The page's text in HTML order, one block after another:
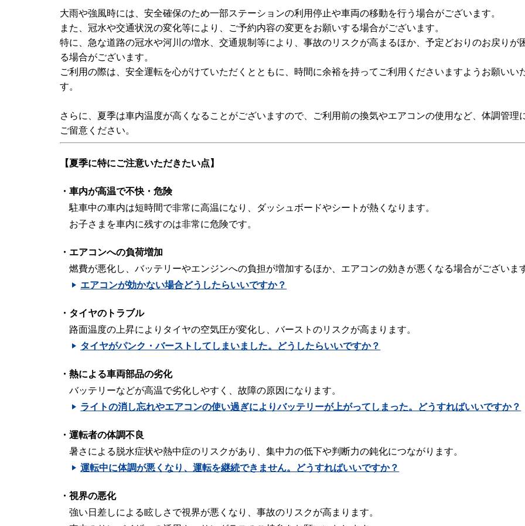
大雨や強風時には、安全確保のため一部ステーションの利用停止や車両の移動を行う場合がございます。
また、冠水や交通状況の変化等により、ご予約内容の変更をお願いする場合がございます。
特に、急な道路の冠水や河川の増水、交通規制等により、事故のリスクが高まるほか、予定どおりのお戻りが
る場合がございます。
ご利用の際は、安全運転を心がけていただくとともに、時間に余裕を持ってご利用くださいますようお願いい
す。
さらに、夏季は車内温度が高くなることがございますので、ご利用前の換気やエアコンの使用など、体調管理
ご留意ください。
【夏季に特にご注意いただきたい点】
・車内が高温で不快・危険
駐車中の車内は短時間で非常に高温になり、ダッシュボードやシートが熱くなります。
お子さまを車内に残すのは非常に危険です。
・エアコンへの負荷増加
燃費が悪化し、バッテリーやエンジンへの負担が増加するほか、エアコンの効きが悪くなる場合がございま
エアコンが効かない場合どうしたらいいですか？
・タイヤのトラブル
路面温度の上昇によりタイヤの空気圧が変化し、バーストのリスクが高まります。
タイヤがパンク・バーストしてしまいました。どうしたらいいですか？
・熱による車両部品の劣化
バッテリーなどが高温で劣化しやすく、故障の原因になります。
ライトの消し忘れやエアコンの使い過ぎによりバッテリーが上がってしまった。どうすればいいですか？
・運転者の体調不良
暑さによる脱水症状や熱中症のリスクがあり、集中力の低下や判断力の鈍化につながります。
運転中に体調が悪くなり、運転を継続できません。どうすればいいですか？
・視界の悪化
強い日差しによる眩しさで視界が悪くなり、事故のリスクが高まります。